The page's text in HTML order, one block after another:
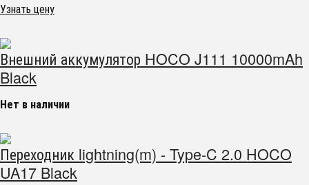
Узнать цену
Внешний аккумулятор HOCO J111 10000mAh
Black
Нет в наличии
Переходник lightning(m) - Type-C 2.0 HOCO
UA17 Black